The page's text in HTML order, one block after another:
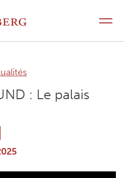
: Le palais